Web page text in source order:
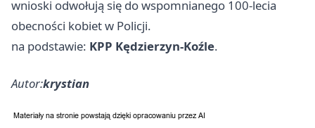
wnioski odwołują się do wspomnianego 100-lecia
obecności kobiet w Policji.
na podstawie: KPP Kędzierzyn-Koźle.
Autor:krystian